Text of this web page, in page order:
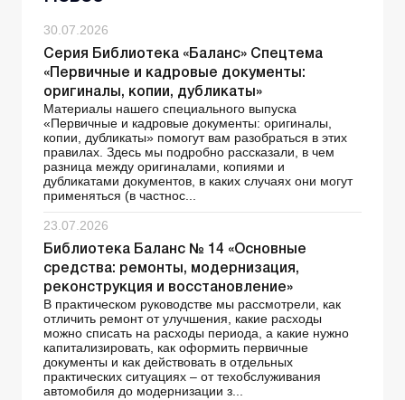
30.07.2026
Серия Библиотека «Баланс» Спецтема
«Первичные и кадровые документы:
оригиналы, копии, дубликаты»
Материалы нашего специального выпуска
«Первичные и кадровые документы: оригиналы,
копии, дубликаты» помогут вам разобраться в этих
правилах. Здесь мы подробно рассказали, в чем
разница между оригиналами, копиями и
дубликатами документов, в каких случаях они могут
применяться (в частнос...
23.07.2026
Библиотека Баланс № 14 «Основные
средства: ремонты, модернизация,
реконструкция и восстановление»
В практическом руководстве мы рассмотрели, как
отличить ремонт от улучшения, какие расходы
можно списать на расходы периода, а какие нужно
капитализировать, как оформить первичные
документы и как действовать в отдельных
практических ситуациях – от техобслуживания
автомобиля до модернизации з...